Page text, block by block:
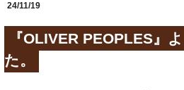
24/11/19
『OLIVER PEOPLES』
た。